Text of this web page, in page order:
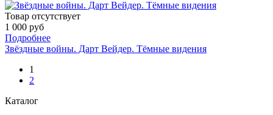
Товар отсутствует
1 000 руб
Подробнее
Звёздные войны. Дарт Вейдер. Тёмные видения
1
2
Каталог